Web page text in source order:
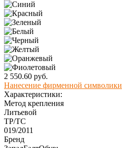
2 550.60 руб.
Нанесение фирменной символики
Характеристики:
Метод крепления
Литьевой
ТР/ТС
019/2011
Бренд